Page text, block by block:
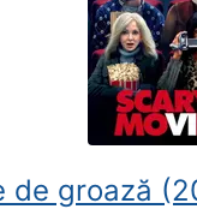
de groază